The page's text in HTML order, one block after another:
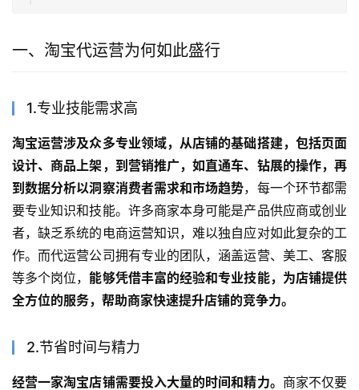
一、淘宝代运营为何如此盛行
1.专业技能需求高
淘宝运营涉及众多专业领域，从店铺的基础搭建，包括页面
设计、商品上架，到营销推广，如直通车、钻展的操作，再
到数据分析以洞察消费者需求和市场趋势，每一个环节都需
要专业知识和技能。许多商家本身可能是产品供应商或创业
者，缺乏系统的电商运营知识，难以独自应对如此复杂的工
作。而代运营公司拥有专业的团队，涵盖运营、美工、客服
等多个岗位，能够凭借丰富的经验和专业技能，为店铺提供
全方位的服务，帮助商家快速提升店铺的竞争力。
2.节省时间与精力
经营一家淘宝店铺需要投入大量的时间和精力。 商家不仅要